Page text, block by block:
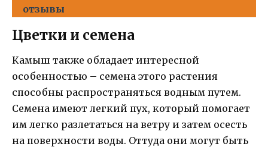
отзывы
Цветки и семена
Камыш также обладает интересной
особенностью – семена этого растения
способны распространяться водным путем.
Семена имеют легкий пух, который помогает
им легко разлетаться на ветру и затем осесть
на поверхности воды. Оттуда они могут быть